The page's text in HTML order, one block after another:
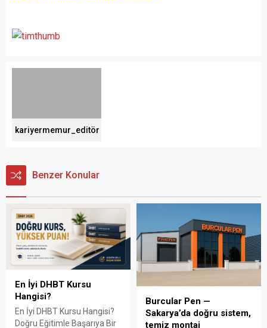
kariyermemur_editör
Benzer Konular
En İyi DHBT Kursu
Hangisi?
En İyi DHBT Kursu Hangisi?
Doğru Eğitimle Başarıya Bir
Burcular Pen —
Sakarya’da doğru sistem,
temiz montaj